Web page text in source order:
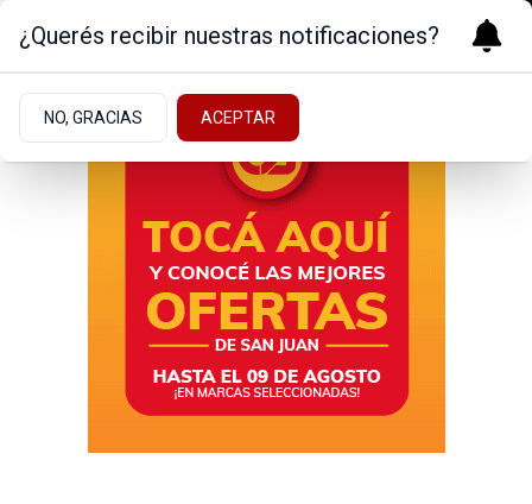
¿Querés recibir nuestras notificaciones?
NO, GRACIAS ACEPTAR